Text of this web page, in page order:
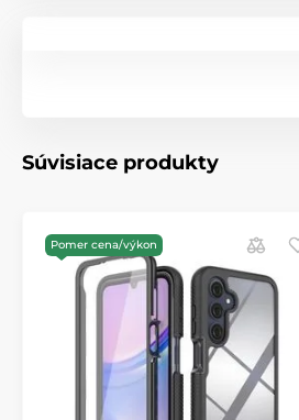
Súvisiace produkty
Pomer cena/výkon